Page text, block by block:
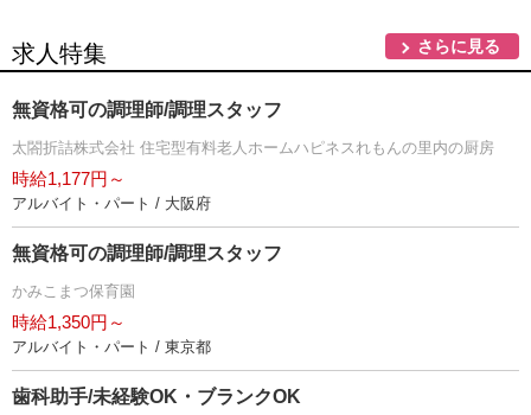
求人特集 さらに見る
無資格可の調理師/調理スタッフ
太閤折詰株式会社 住宅型有料老人ホームハピネスれもんの里内の厨房
時給1,177円～
アルバイト・パート / 大阪府
無資格可の調理師/調理スタッフ
かみこまつ保育園
時給1,350円～
アルバイト・パート / 東京都
歯科助手/未経験OK・ブランクOK